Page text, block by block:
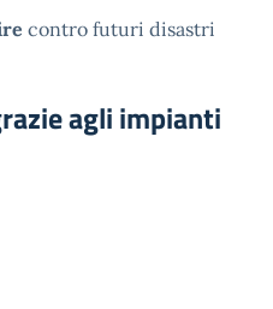
contro futuri disastri
agli impianti